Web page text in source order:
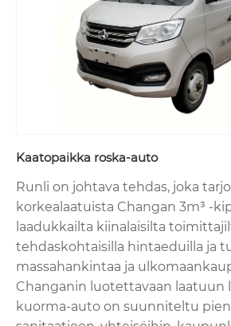
Kaatopaikka roska-auto
Runli on johtava tehdas, joka
korkealaatuista Changan 3m³ -
laadukkailta kiinalaisilta
tehdaskohtaisilla hintaeduilla ja
massahankintaa ja
Changanin luotettavaan laatuun
kuorma-auto on suunniteltu